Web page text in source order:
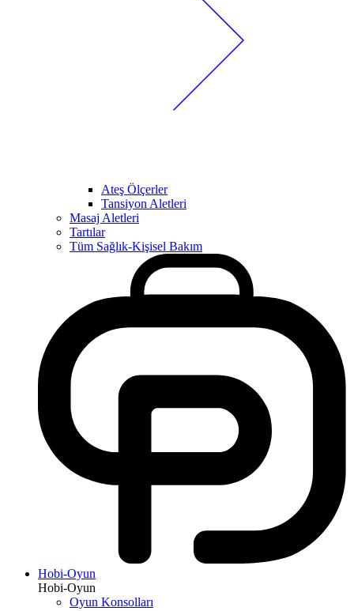
Ateş Ölçerler
Tansiyon Aletleri
Masaj Aletleri
Tartılar
Tüm Sağlık-Kişisel Bakım
Hobi-Oyun
Hobi-Oyun
Oyun Konsolları